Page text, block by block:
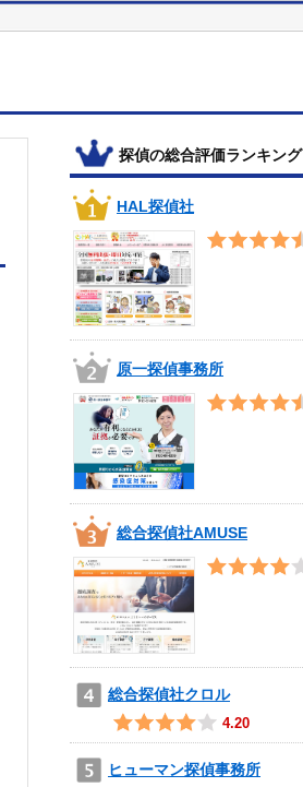
探偵の総合評価ランキング
HAL探偵社
原一探偵事務所
総合探偵社AMUSE
総合探偵社クロル
4.20
ヒューマン探偵事務所